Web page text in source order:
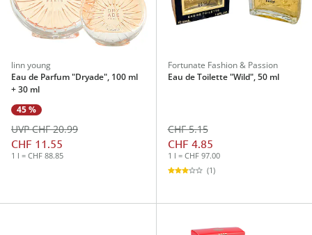
linn young
Eau de Parfum "Dryade", 100 ml
+ 30 ml
45 %
CHF 11.55
UVP CHF 20.99
1 l = CHF 88.85
Fortunate Fashion & Passion
Eau de Toilette "Wild", 50 ml
CHF 5.15
CHF 4.85
1 l = CHF 97.00
(1)